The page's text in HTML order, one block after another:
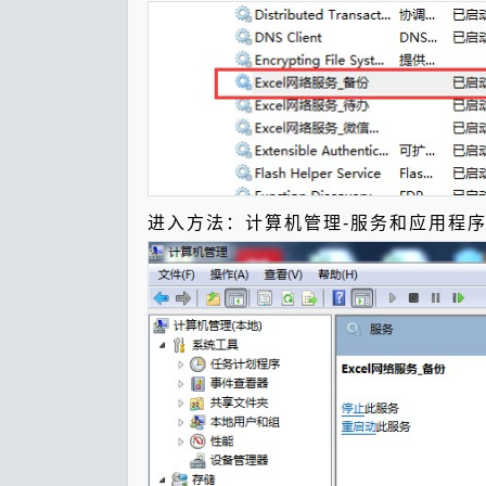
进入方法：计算机管理-服务和应用程